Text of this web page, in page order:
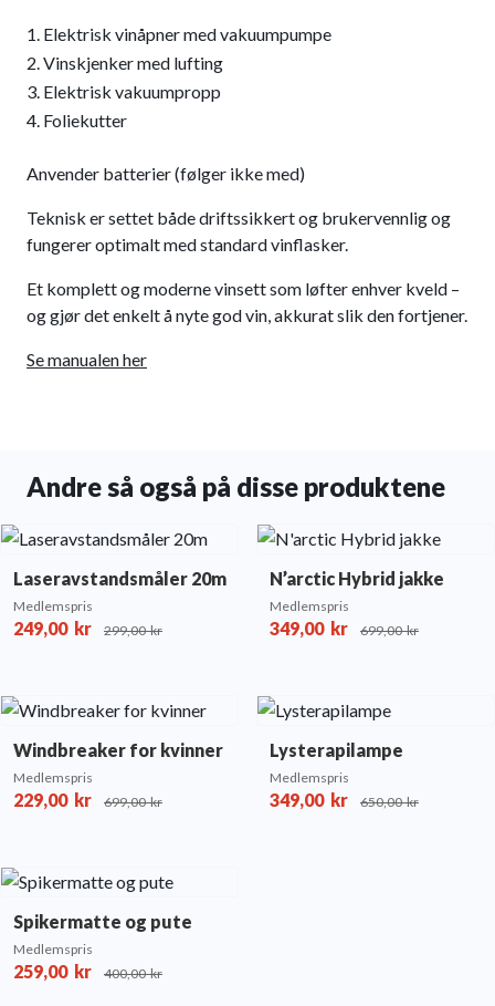
Elektrisk vinåpner med vakuumpumpe
Vinskjenker med lufting
Elektrisk vakuumpropp
Foliekutter
Anvender batterier (følger ikke med)
Teknisk er settet både driftssikkert og brukervennlig og
fungerer optimalt med standard vinflasker.
Et komplett og moderne vinsett som løfter enhver kveld –
og gjør det enkelt å nyte god vin, akkurat slik den fortjener.
Se manualen her
Andre så også på disse produktene
Laseravstandsmåler 20m
Medlemspris
249,00 kr 299,00kr
N’arctic Hybrid jakke
Medlemspris
349,00 kr 699,00kr
Windbreaker for kvinner
Medlemspris
229,00 kr 699,00kr
Lysterapilampe
Medlemspris
349,00 kr 650,00kr
Spikermatte og pute
Medlemspris
259,00 kr 400,00kr